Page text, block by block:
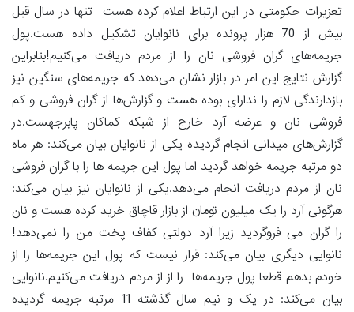
تعزیرات حکومتی در این ارتباط اعلام کرده هست تنها در سال قبل
بیش از 70 هزار پرونده برای نانوایان تشکیل داده هست.پول
جریمه‌های گران فروشی نان را از مردم دریافت می‌کنیم!بنابراین
گزارش نتایج این امر در بازار نشان می‌دهد که جریمه‌های سنگین نیز
بازدارندگی لازم را ندارای بوده هست و گزارش‌ها از گران فروشی و کم
فروشی نان و عرضه آرد خارج از شبکه کماکان پابرجهست.در
گزارش‌های میدانی انجام گردیده یکی از نانوایان بیان می‌کند: هر ماه
دو مرتبه جریمه خواهد گردید اما پول این جریمه ها را با گران فروشی
نان از مردم دریافت انجام می‌دهد.یکی از نانوایان نیز بیان می‌کند:
هرگونی آرد را یک میلیون تومان از بازار قاچاق خرید کرده هست و نان
را گران می فروگردید زیرا آرد دولتی کفاف پخت من را نمی‌دهد!
نانوایی دیگری بیان می‌کند: قرار نیست که پول این جریمه‌ها را از
خودم بدهم قطعا پول جریمه‌ها را از از مردم دریافت می‌کنیم.نانوایی
بیان می‌کند: در یک و نیم سال گذشته 11 مرتبه جریمه گردیده